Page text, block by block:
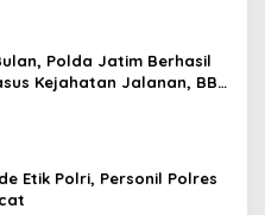
Polda Jatim Berhasil
Kejahatan Jalanan, BB
dan 12 Mobil Diamankan
Etik Polri, Personil Polres